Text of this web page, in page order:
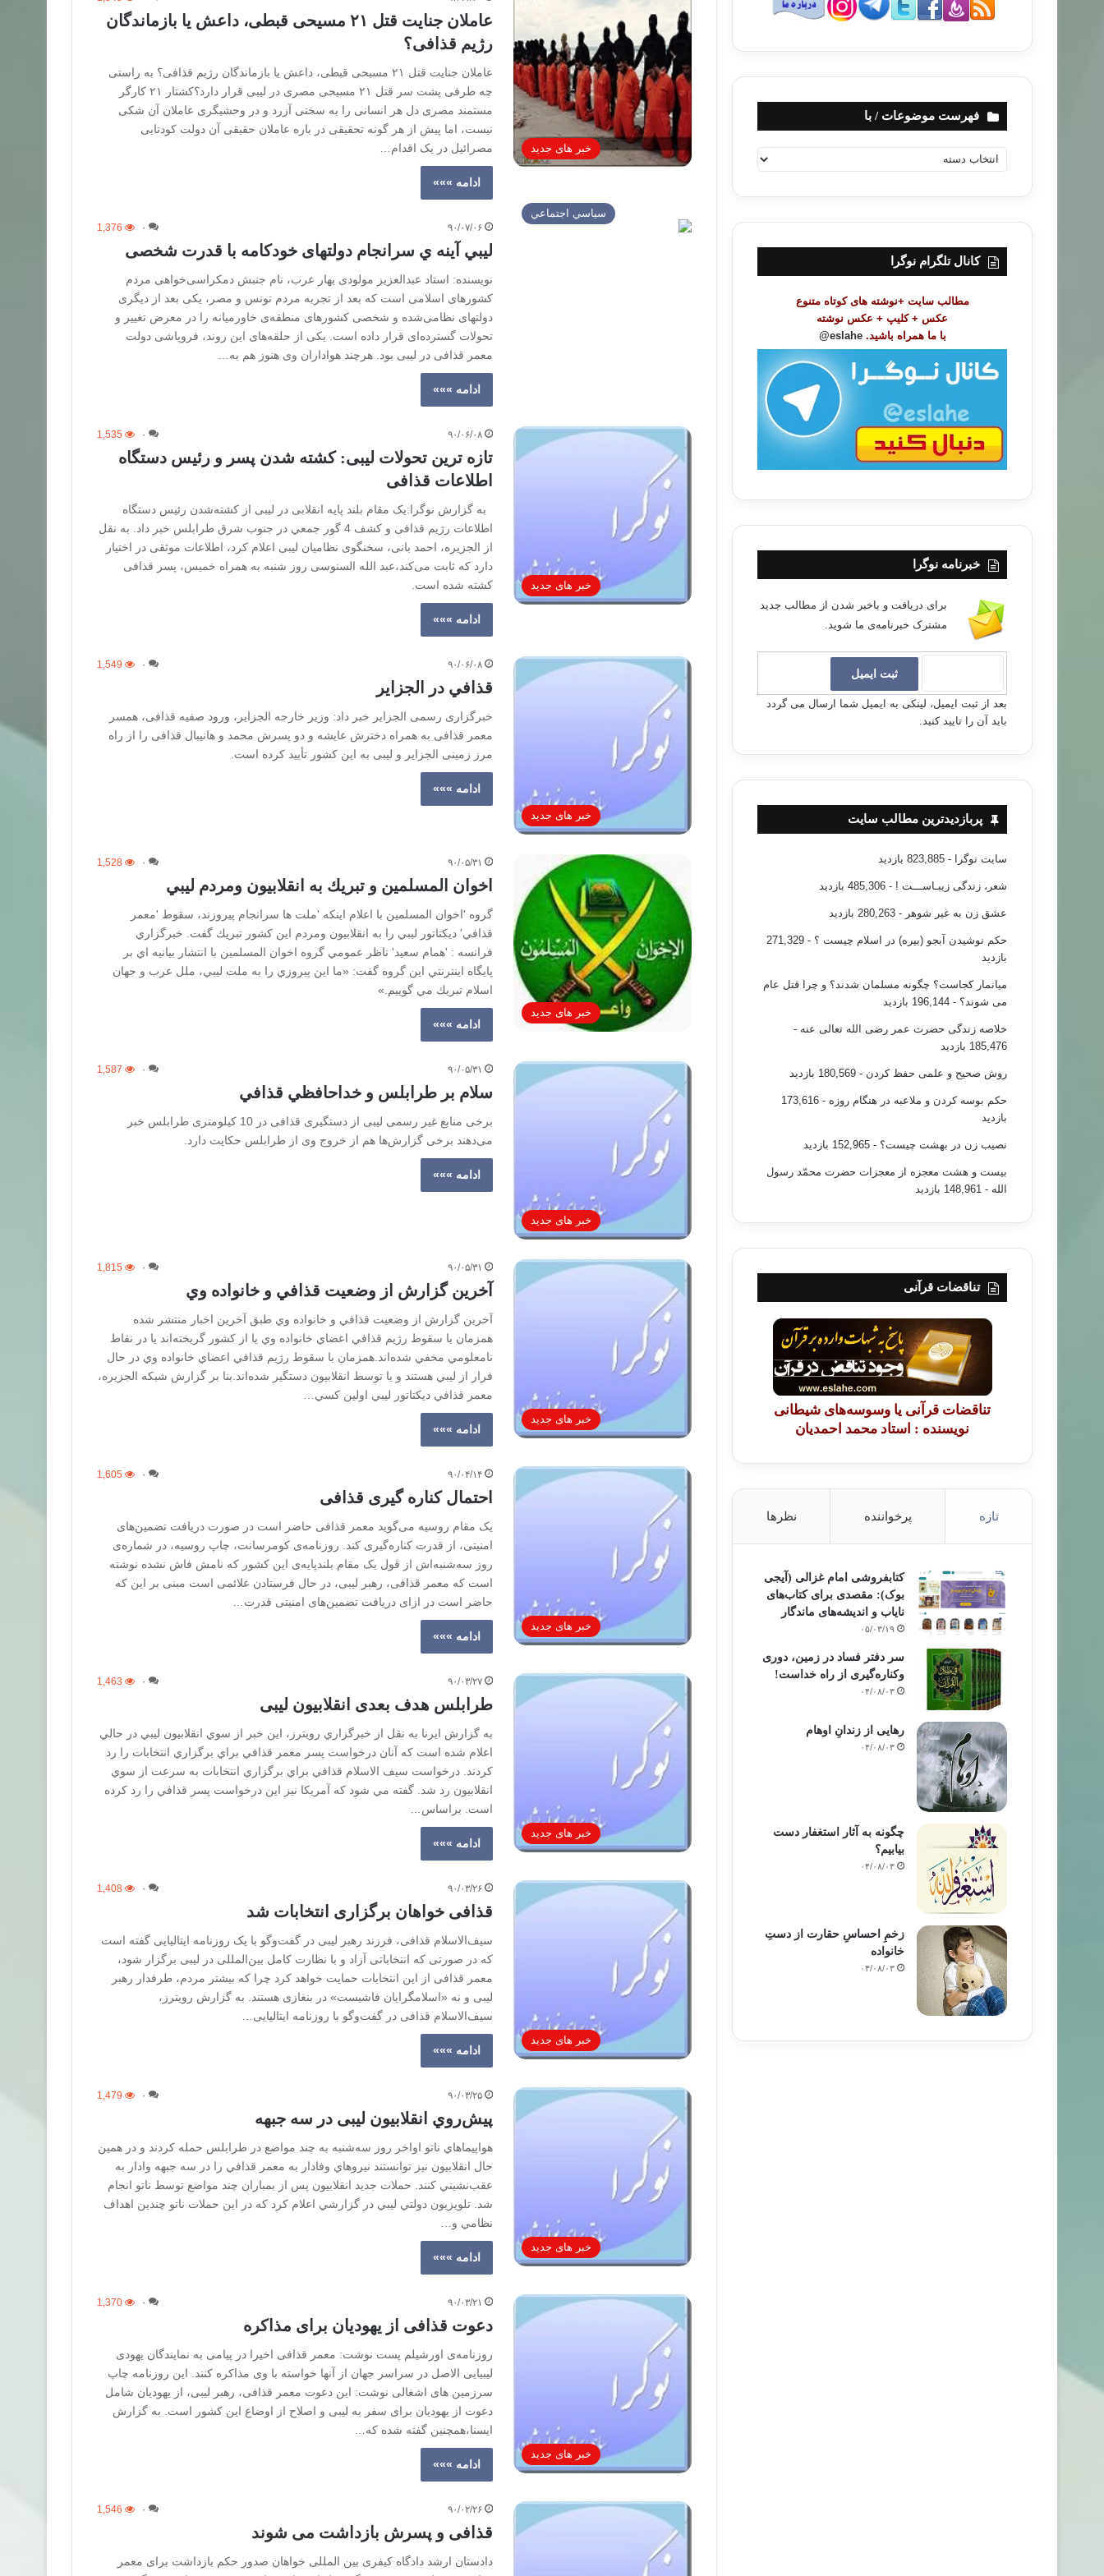
خبر های جدید
عاملان جنایت قتل ۲۱ مسیحی قبطی، داعش یا بازماندگان
رژیم قذافی؟
عاملان جنایت قتل ۲۱ مسیحی قبطی، داعش یا بازماندگان رژیم قذافی؟ به راستی
چه طرفی پشت سر قتل ۲۱ مسیحی مصری در لیبی قرار دارد؟کشتار ۲۱ کارگر
مستمند مصری دل هر انسانی را به سختی آزرد و در وحشیگری عاملان آن شکی
نیست، اما پیش از هر گونه تحقیقی در باره عاملان حقیقی آن دولت کودتایی
مصرائیل در یک اقدام…
ادامه »»»
سياسي اجتماعي
۹۰/۰۷/۰۶ ۰ 1,376
ليبي آينه ي سرانجام دولتهای خودکامه با قدرت شخصی
نویسنده: استاد عبدالعزیز مولودی بهار عرب، نام جنبش دمکراسی‌خواهی مردم
کشورهای اسلامی است که بعد از تجربه مردم تونس و مصر، یکی بعد از دیگری
دولتهای نظامی‌شده و شخصی کشورهای منطقه‌ی خاورمیانه را در معرض تغییر و
تحولات گسترده‌ای قرار داده است. یکی از حلقه‌های این روند، فروپاشی دولت
معمر قذافی در لیبی بود. هرچند هواداران وی هنوز هم به…
ادامه »»»
خبر های جدید
۹۰/۰۶/۰۸ ۰ 1,535
تازه ترین تحولات لیبی: کشته شدن پسر و رئیس دستگاه
اطلاعات قذافی
به گزارش نوگرا:یک مقام بلند پایه انقلابی در لیبی از کشته‌شدن رئیس دستگاه
اطلاعات رژیم قذافی و كشف 4 گور جمعي در جنوب شرق طرابلس خبر داد. به نقل
از الجزیره، احمد بانی، سخنگوی نظامیان لیبی اعلام کرد، اطلاعات موثقی در اختیار
دارد که ثابت می‌کند،‌عبد الله السنوسی روز شنبه به همراه خمیس، پسر قذافی
کشته شده است.
ادامه »»»
خبر های جدید
۹۰/۰۶/۰۸ ۰ 1,549
قذافي در الجزاير
خبرگزاری رسمی الجزایر خبر داد: وزیر خارجه الجزایر، ورود صفیه قذافی، همسر
معمر قذافی به همراه دخترش عایشه و دو پسرش محمد و هانیبال قذافی را از راه
مرز زمینی الجزایر و لیبی به این کشور تأیید کرده است.
ادامه »»»
خبر های جدید
۹۰/۰۵/۳۱ ۰ 1,528
اخوان المسلمين و تبريك به انقلابيون ومردم ليبي
گروه 'اخوان المسلمين با اعلام اينكه 'ملت ها سرانجام پيروزند، سقوط 'معمر
قذافي' ديكتاتور ليبي را به انقلابيون ومردم اين كشور تبريك گفت. خبرگزاري
فرانسه : 'همام سعيد' ناظر عمومي گروه اخوان المسلمين با انتشار بيانيه اي بر
پايگاه اينترنتي اين گروه گفت: «ما اين پيروزي را به ملت ليبي، ملل عرب و جهان
اسلام تبريك مي گوييم.»
ادامه »»»
خبر های جدید
۹۰/۰۵/۳۱ ۰ 1,587
سلام بر طرابلس و خداحافظي قذافي
برخی منابع غیر رسمی لیبی از دستگیری قذافی در 10 کیلومتری طرابلس خبر
می‌دهند برخی گزارش‌ها هم از خروج وی از طرابلس حکایت دارد.
ادامه »»»
خبر های جدید
۹۰/۰۵/۳۱ ۰ 1,815
آخرين گزارش از وضعيت قذافي و خانواده وي
آخرين گزارش از وضعيت قذافي و خانواده وي طبق آخرين اخبار منتشر شده
همزمان با سقوط رژيم قذافي اعضاي خانواده وي يا از كشور گريخته‌اند يا در نقاط
نامعلومي مخفي شده‌اند.همزمان با سقوط رژيم قذافي اعضاي خانواده وي در حال
فرار از ليبي هستند و يا توسط انقلابيون دستگير شده‌اند.بنا بر گزارش شبكه الجزيره،
معمر قذافي ديكتاتور ليبي اولين كسي…
ادامه »»»
خبر های جدید
۹۰/۰۴/۱۴ ۰ 1,605
احتمال کناره گیری قذافی
یک مقام روسیه می‌گوید معمر قذافی حاضر است در صورت دریافت تضمین‌های
امنیتی، از قدرت کناره‌گیری کند. روزنامه‌ی کومرسانت، چاپ روسیه، در شماره‌ی
روز سه‌شنبه‌اش از قول یک مقام بلندپایه‌ی این کشور که نامش فاش نشده نوشته
است که معمر قذافی، رهبر لیبی، در حال فرستادن علائمی است مبنی بر این که
حاضر است در ازای دریافت تضمین‌های امنیتی قدرت…
ادامه »»»
خبر های جدید
۹۰/۰۳/۲۷ ۰ 1,463
طرابلس هدف بعدی انقلابیون لیبی
به گزارش ايرنا به نقل از خبرگزاري رويترز، اين خبر از سوي انقلابيون ليبي در حالي
اعلام شده است كه آنان درخواست پسر معمر قذافي براي برگزاري انتخابات را رد
كردند. درخواست سيف الاسلام قذافي براي برگزاري انتخابات به سرعت از سوي
انقلابيون رد شد. گفته مي شود كه آمريكا نيز اين درخواست پسر قذافي را رد كرده
است. براساس…
ادامه »»»
خبر های جدید
۹۰/۰۳/۲۶ ۰ 1,408
قذافی خواهان برگزاری انتخابات شد
سیف‌الاسلام قذافی، فرزند رهبر لیبی در گفت‌وگو با يک روزنامه ايتاليايی گفته است
که در صورتی که انتخاباتی آزاد و با نظارت کامل بين‌المللی در ليبی برگزار شود،
معمر قذافی از اين انتخابات حمايت خواهد کرد چرا که بيشتر مردم، طرفدار رهبر
ليبی و نه «اسلامگرايان فاشيست» در بنغازی هستند. به گزارش رويترز،
سيف‌الاسلام قذافی در گفت‌وگو با روزنامه ايتاليايی…
ادامه »»»
خبر های جدید
۹۰/۰۳/۲۵ ۰ 1,479
پيش‌روي انقلابيون ليبی در سه جبهه
هواپيماهاي ناتو اواخر روز سه‌شنبه به چند مواضع در طرابلس حمله كردند و در همين
حال انقلابيون نيز توانستند نيروهاي وفادار به معمر قذافي را در سه جبهه وادار به
عقب‌نشيني كنند. حملات جديد انقلابيون پس از بمباران چند مواضع توسط ناتو انجام
شد. تلويزيون دولتي ليبي در گزارشي اعلام كرد كه در اين حملات ناتو چندين اهداف
نظامي و…
ادامه »»»
خبر های جدید
۹۰/۰۳/۲۱ ۰ 1,370
دعوت قذافی از یهودیان برای مذاکره
روزنامه‌ی اورشیلم پست نوشت: معمر قذافی اخیرا در پیامی به نمایندگان یهودی
لیبیایی الاصل در سراسر جهان از آنها خواسته با وی مذاکره کنند. این روزنامه چاپ
سرزمین های اشغالی نوشت: این دعوت معمر قذافی، رهبر لیبی، از یهودیان شامل
دعوت از یهودیان برای سفر به لیبی و اصلاح از اوضاع این کشور است. به گزارش
ایسنا،همچنین گفته شده که…
ادامه »»»
۹۰/۰۲/۲۶ ۰ 1,546
قذافی و پسرش بازداشت می شوند
دادستان ارشد دادگاه کیفری بین المللی خواهان صدور حکم بازداشت برای معمر
فهرست موضوعات / با
ه
ت
ض
کانال تلگرام نوگرا
مطالب سایت +نوشته های کوتاه متنوع
عکس + کلیپ + عکس نوشته
با ما همراه باشید. eslahe@
خبرنامه نوگرا
برای دریافت و باخبر شدن از مطالب جدید
مشترک خبرنامه‌ی ما شوید.
بعد از ثبت ایمیل، لینکی به ایمیل شما ارسال می گردد
باید آن را تایید کنید.
پربازدیدترین مطالب سایت
سایت نوگرا - 823,885 بازدید
شعر، زندگی زیبـاســـت ! - 485,306 بازدید
عشق زن به غیر شوهر - 280,263 بازدید
حکم نوشیدن آبجو (بیره) در اسلام چیست ؟
- 271,329
بازدید
میانمار کجاست؟ چگونه مسلمان شدند؟ و چرا قتل عام
می شوند؟ - 196,144 بازدید
خلاصه زندگی حضرت عمر رضی الله تعالی عنه -
185,476 بازدید
روش صحیح و علمی حفظ کردن - 180,569 بازدید
حکم بوسه کردن و ملاعبه در هنگام روزه
- 173,616
بازدید
نصیب زن در بهشت چیست؟ - 152,965 بازدید
بیست و هشت معجزه از معجزات حضرت محمّد رسول
الله - 148,961 بازدید
تناقضات قرآنی
تناقضات قرآنی یا وسوسه‌های شیطانی
نویسنده : استاد محمد احمدیان
تازه پرخواننده نظرها
کتابفروشی امام غزالی (آیجی
بوک): مقصدی برای کتاب‌های
نایاب و اندیشه‌های ماندگار
۰۵/۰۳/۱۹
سر دفتر فساد در زمین‌، دوری
وکناره‌گیری از راه خداست‌!
۰۴/۰۸/۰۳
رهایی از زندانِ اوهام
۰۴/۰۸/۰۳
چگونه به آثار استغفار دست
بیابیم؟
۰۴/۰۸/۰۳
زخمِ احساسِ حقارت از دستِ
خانواده
۰۴/۰۸/۰۳